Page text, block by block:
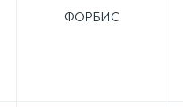
ФОРБИС